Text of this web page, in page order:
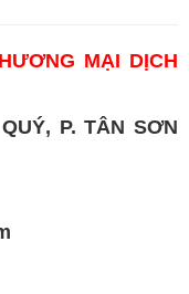
MẠI DỊCH
P. TÂN SƠN